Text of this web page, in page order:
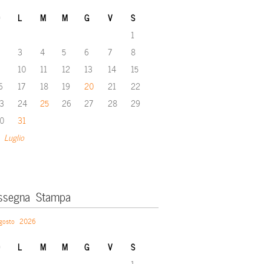
L M M G V S
Luglio
1
3 4 5 6 7
8
10 11 12 13 14
15
17 18 19 20 21
22
24 25 26 27 28
29
31
Stampa
2026
L M M G V S